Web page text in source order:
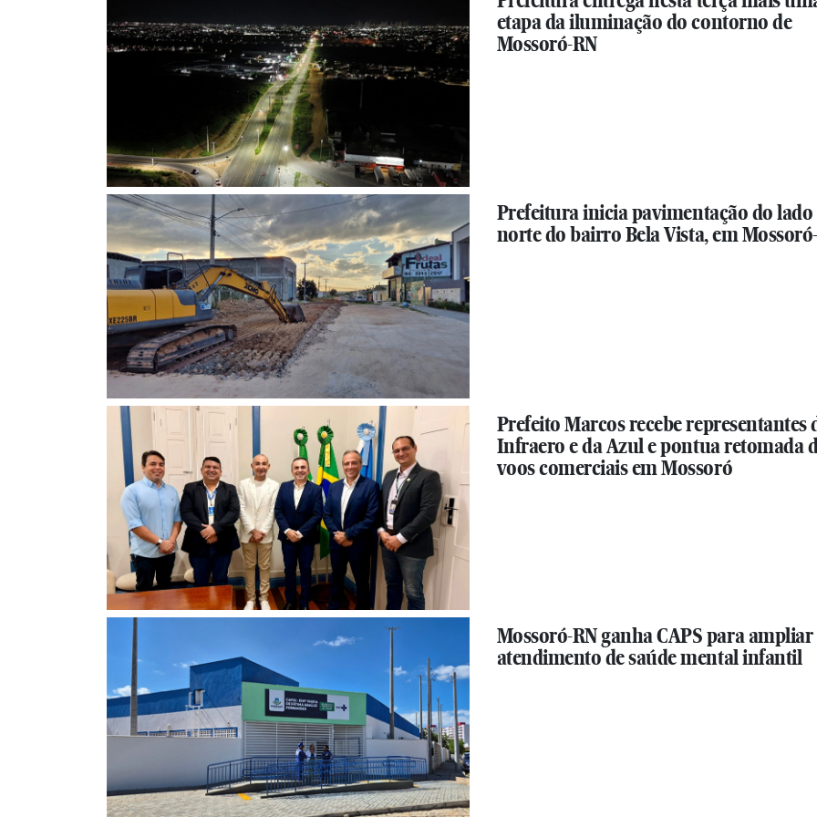
etapa da iluminação do contorno de
Mossoró-RN
Prefeitura inicia pavimentação do lado
norte do bairro Bela Vista, em
Prefeito Marcos recebe representantes
Infraero e da Azul e pontua retomada
voos comerciais em Mossoró
Mossoró-RN ganha CAPS para ampliar
atendimento de saúde mental infantil